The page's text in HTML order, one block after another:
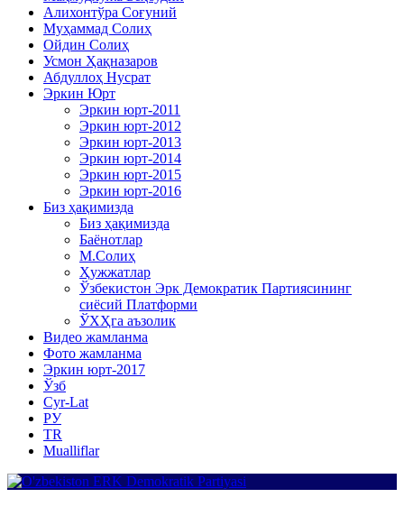
Алихонтўра Соғуний
Муҳаммад Солиҳ
Ойдин Солиҳ
Усмон Ҳақназаров
Абдуллоҳ Нусрат
Эркин Юрт
Эркин юрт-2011
Эркин юрт-2012
Эркин юрт-2013
Эркин юрт-2014
Эркин юрт-2015
Эркин юрт-2016
Биз ҳақимизда
Биз ҳақимизда
Баёнотлар
М.Солиҳ
Ҳужжатлар
Ўзбекистон Эрк Демократик Партиясининг
сиёсий Платформи
ЎХҲга аъзолик
Видео жамланма
Фото жамланма
Эркин юрт-2017
Ўзб
Cyr-Lat
РУ
TR
Mualliflar